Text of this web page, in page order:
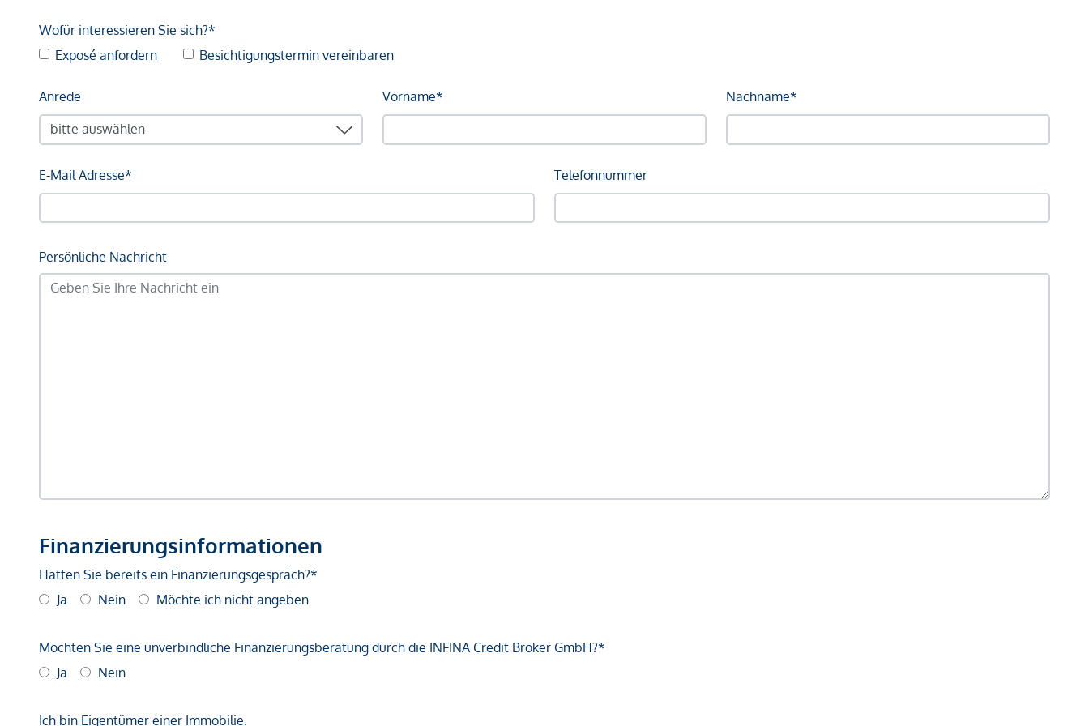
Wofür interessieren Sie sich?*
Exposé anfordern
Besichtigungstermin vereinbaren
Anrede Vorname* Nachname*
E-Mail Adresse* Telefonnummer
Persönliche Nachricht
Finanzierungsinformationen
Hatten Sie bereits ein Finanzierungsgespräch?*
Ja
Nein Möchte ich nicht angeben
Möchten Sie eine unverbindliche Finanzierungsberatung durch die INFINA Credit Broker GmbH?*
Ja
Nein
Ich bin Eigentümer einer Immobilie.